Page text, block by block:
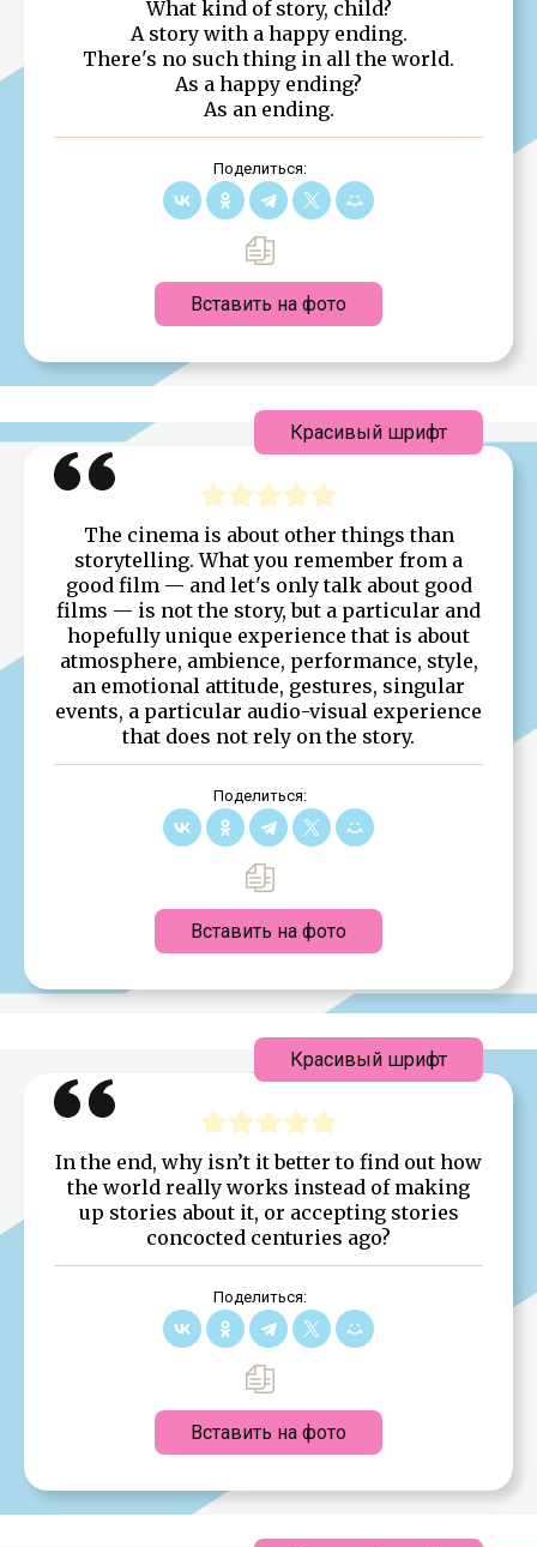
What kind of story, child?
A story with a happy ending.
There's no such thing in all the world.
As a happy ending?
As an ending.
Поделиться:
Вставить на фото
The cinema is about other things than
storytelling. What you remember from a
good film — and let's only talk about good
films — is not the story, but a particular and
hopefully unique experience that is about
atmosphere, ambience, performance, style,
an emotional attitude, gestures, singular
events, a particular audio-visual experience
that does not rely on the story.
Поделиться:
Вставить на фото
Красивый шрифт
In the end, why isn’t it better to find out how
the world really works instead of making
up stories about it, or accepting stories
concocted centuries ago?
Поделиться:
Вставить на фото
Красивый шрифт